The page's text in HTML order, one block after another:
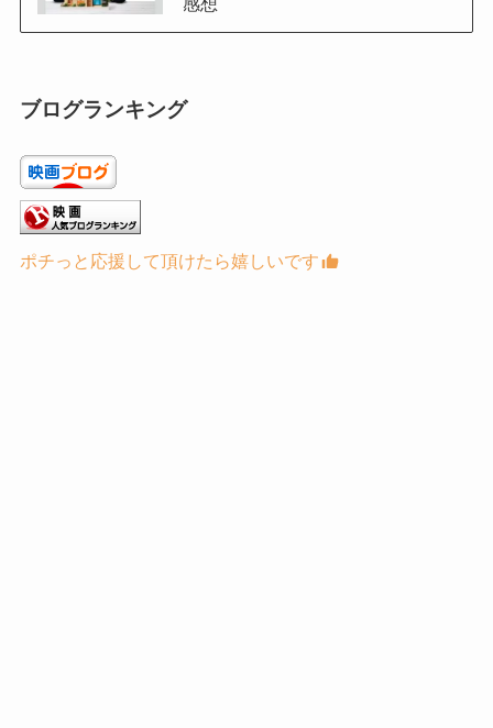
ブログランキング
ポチっと応援して頂けたら嬉しいです